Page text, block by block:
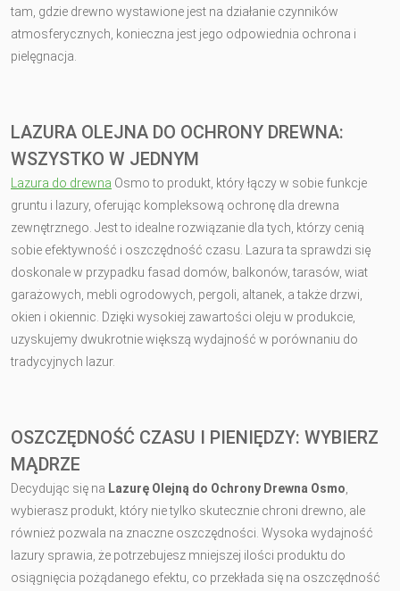
tam, gdzie drewno wystawione jest na działanie czynników
atmosferycznych, konieczna jest jego odpowiednia ochrona i
pielęgnacja.
LAZURA OLEJNA DO OCHRONY DREWNA:
WSZYSTKO W JEDNYM
Lazura do drewna Osmo to produkt, który łączy w sobie funkcje
gruntu i lazury, oferując kompleksową ochronę dla drewna
zewnętrznego. Jest to idealne rozwiązanie dla tych, którzy cenią
sobie efektywność i oszczędność czasu. Lazura ta sprawdzi się
doskonale w przypadku fasad domów, balkonów, tarasów, wiat
garażowych, mebli ogrodowych, pergoli, altanek, a także drzwi,
okien i okiennic. Dzięki wysokiej zawartości oleju w produkcie,
uzyskujemy dwukrotnie większą wydajność w porównaniu do
tradycyjnych lazur.
OSZCZĘDNOŚĆ CZASU I PIENIĘDZY: WYBIERZ
MĄDRZE
Decydując się na Lazurę Olejną do Ochrony Drewna Osmo
wybierasz produkt, który nie tylko skutecznie chroni drewno, ale
również pozwala na znaczne oszczędności. Wysoka wydajność
lazury sprawia, że potrzebujesz mniejszej ilości produktu do
osiągnięcia pożądanego efektu, co przekłada się na oszczędność